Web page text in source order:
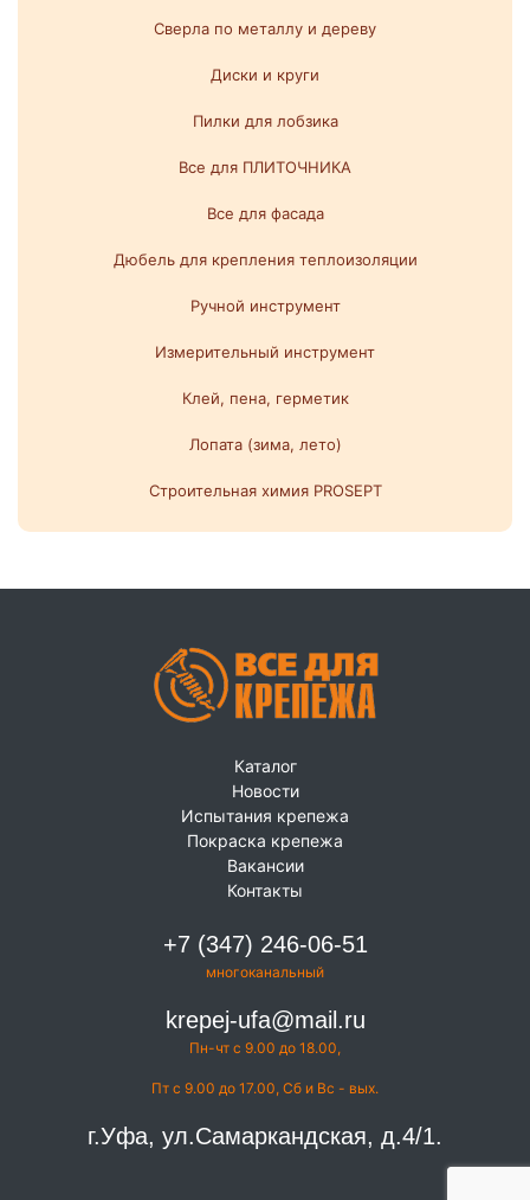
Сверла по металлу и дереву
Диски и круги
Пилки для лобзика
Все для ПЛИТОЧНИКА
Все для фасада
Дюбель для крепления теплоизоляции
Ручной инструмент
Измерительный инструмент
Клей, пена, герметик
Лопата (зима, лето)
Строительная химия PROSEPT
Каталог
Новости
Испытания крепежа
Покраска крепежа
Вакансии
Контакты
+7 (347) 246-06-51
многоканальный
krepej-ufa@mail.ru
Пн-чт с 9.00 до 18.00,
Пт с 9.00 до 17.00, Сб и Вс - вых.
г.Уфа, ул.Самаркандская, д.4/1.